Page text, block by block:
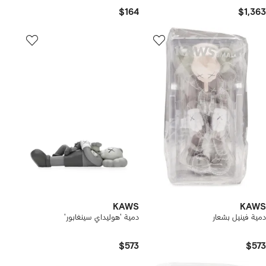
$1,363
$164
KAWS
دمية فينيل بشعار
$573
KAWS
دمية 'هوليداي سينغابور'
$573